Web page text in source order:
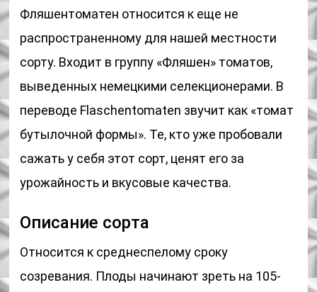
Фляшентоматен относится к еще не
распространенному для нашей местности
сорту. Входит в группу «Фляшен» томатов,
выведенных немецкими селекционерами. В
переводе Flaschentomaten звучит как «томат
бутылочной формы». Те, кто уже пробовали
сажать у себя этот сорт, ценят его за
урожайность и вкусовые качества.
Описание сорта
Относится к среднеспелому сроку
созревания. Плоды начинают зреть на 105-